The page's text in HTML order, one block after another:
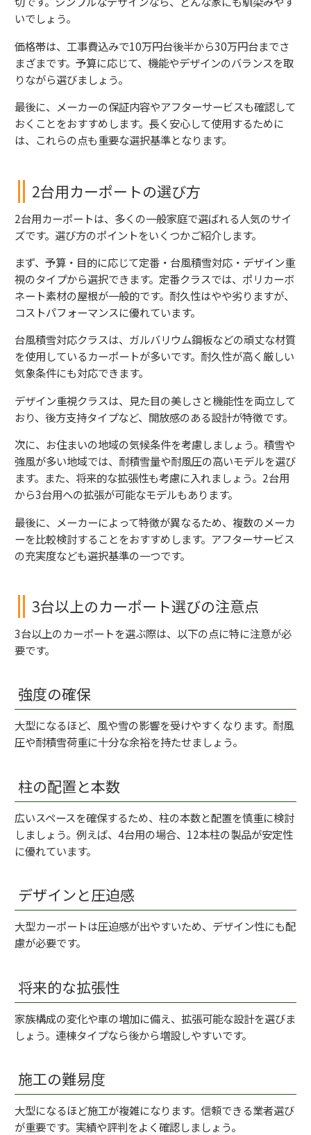
いでしょう。
価格帯は、工事費込みで10万円台後半から30万円台までさ
まざまです。予算に応じて、機能やデザインのバランスを取
りながら選びましょう。
最後に、メーカーの保証内容やアフターサービスも確認して
おくことをおすすめします。長く安心して使用するために
は、これらの点も重要な選択基準となります。
2台用カーポートの選び方
2台用カーポートは、多くの一般家庭で選ばれる人気のサイ
ズです。選び方のポイントをいくつかご紹介します。
まず、予算・目的に応じて定番・台風積雪対応・デザイン重
視のタイプから選択できます。定番クラスでは、ポリカーボ
ネート素材の屋根が一般的です。耐久性はやや劣りますが、
コストパフォーマンスに優れています。
台風積雪対応クラスは、ガルバリウム鋼板などの頑丈な材質
を使用しているカーポートが多いです。耐久性が高く厳しい
気象条件にも対応できます。
デザイン重視クラスは、見た目の美しさと機能性を両立して
おり、後方支持タイプなど、開放感のある設計が特徴です。
次に、お住まいの地域の気候条件を考慮しましょう。積雪や
強風が多い地域では、耐積雪量や耐風圧の高いモデルを選び
ます。また、将来的な拡張性も考慮に入れましょう。2台用
から3台用への拡張が可能なモデルもあります。
最後に、メーカーによって特徴が異なるため、複数のメーカ
ーを比較検討することをおすすめします。アフターサービス
の充実度なども選択基準の一つです。
3台以上のカーポート選びの注意点
3台以上のカーポートを選ぶ際は、以下の点に特に注意が必
要です。
強度の確保
大型になるほど、風や雪の影響を受けやすくなります。耐風
圧や耐積雪荷重に十分な余裕を持たせましょう。
柱の配置と本数
広いスペースを確保するため、柱の本数と配置を慎重に検討
しましょう。例えば、4台用の場合、12本柱の製品が安定性
に優れています。
デザインと圧迫感
大型カーポートは圧迫感が出やすいため、デザイン性にも配
慮が必要です。
将来的な拡張性
家族構成の変化や車の増加に備え、拡張可能な設計を選びま
しょう。連棟タイプなら後から増設しやすいです。
施工の難易度
大型になるほど施工が複雑になります。信頼できる業者選び
が重要です。実績や評判をよく確認しましょう。